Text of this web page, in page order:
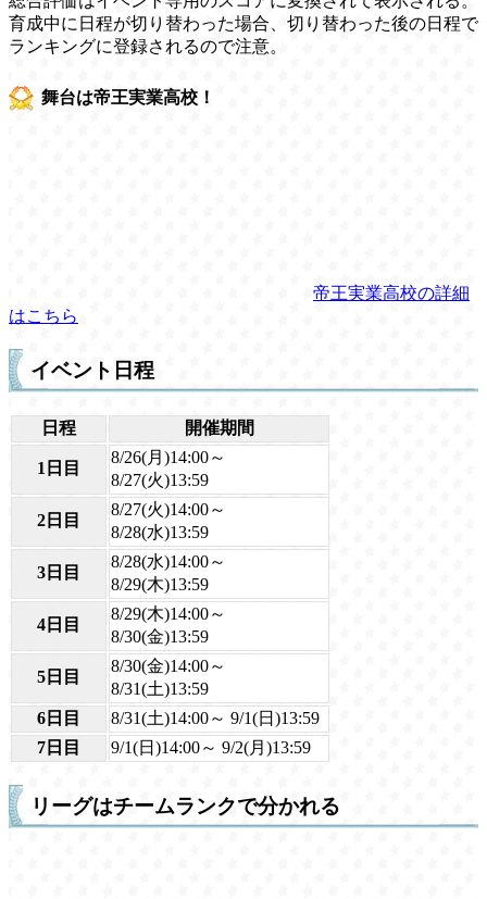
育成中に日程が切り替わった場合、切り替わった後の日程で
ランキングに登録されるので注意。
舞台は帝王実業高校！
帝王実業高校の詳細
はこちら
イベント日程
日程 開催期間
1日目
8/26(月)14:00～
8/27(火)13:59
2日目
8/27(火)14:00～
8/28(水)13:59
3日目
8/28(水)14:00～
8/29(木)13:59
4日目
8/29(木)14:00～
8/30(金)13:59
5日目
8/30(金)14:00～
8/31(土)13:59
6日目
8/31(土)14:00～ 9/1(日)13:59
7日目
9/1(日)14:00～ 9/2(月)13:59
リーグはチームランクで分かれる